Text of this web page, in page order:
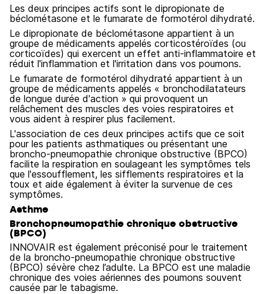
Les deux principes actifs sont le dipropionate de
béclométasone et le fumarate de formotérol dihydraté.
Le dipropionate de béclométasone appartient à un
groupe de médicaments appelés corticostéroïdes (ou
corticoïdes) qui exercent un effet anti-inflammatoire et
réduit l'inflammation et l'irritation dans vos poumons.
Le fumarate de formotérol dihydraté appartient à un
groupe de médicaments appelés « bronchodilatateurs
de longue durée d'action » qui provoquent un
relâchement des muscles des voies respiratoires et
vous aident à respirer plus facilement.
L'association de ces deux principes actifs que ce soit
pour les patients asthmatiques ou présentant une
broncho-pneumopathie chronique obstructive (BPCO)
facilite la respiration en soulageant les symptômes tels
que l'essoufflement, les sifflements respiratoires et la
toux et aide également à éviter la survenue de ces
symptômes.
Asthme
Bronchopneumopathie chronique obstructive
(BPCO)
INNOVAIR est également préconisé pour le traitement
de la broncho-pneumopathie chronique obstructive
(BPCO) sévère chez l’adulte. La BPCO est une maladie
chronique des voies aériennes des poumons souvent
causée par le tabagisme.